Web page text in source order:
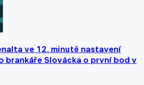
ve 12. minutě nastavení
brankáře Slovácka o první bod v